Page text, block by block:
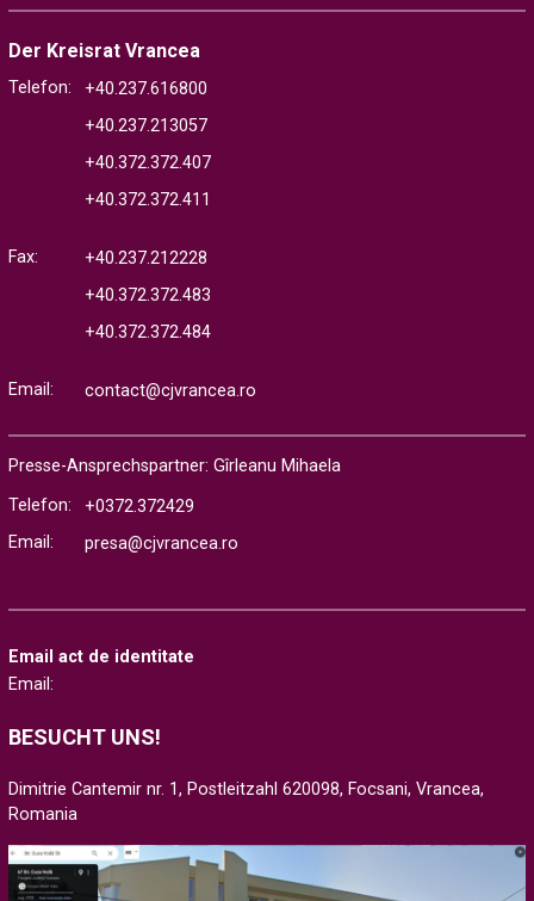
Der Kreisrat Vrancea
Telefon:
+40.237.616800
+40.237.213057
+40.372.372.407
+40.372.372.411
Fax:
+40.237.212228
+40.372.372.483
+40.372.372.484
Email: contact@cjvrancea.ro
Presse-Ansprechspartner: Gîrleanu Mihaela
Telefon:
+0372.372429
Email:
presa@cjvrancea.ro
Email act de identitate
Email:
BESUCHT UNS!
Dimitrie Cantemir nr. 1, Postleitzahl 620098, Focsani, Vrancea,
Romania